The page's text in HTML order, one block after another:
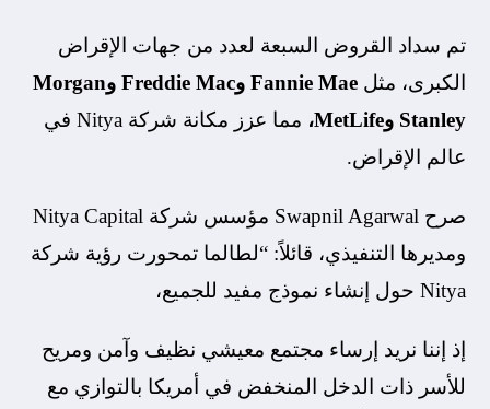
تم سداد القروض السبعة لعدد من جهات الإقراض
الكبرى، مثلFannie Mae وFreddie Mac وMorgan
Stanley وMetLife،
مما عزز مكانة شركة Nitya في
عالم الإقراض.
صرح Swapnil Agarwal مؤسس شركة Nitya Capital
ومديرها التنفيذي، قائلاً: “لطالما تمحورت رؤية شركة
Nitya حول إنشاء نموذج مفيد للجميع،
إذ إننا نريد إرساء مجتمع معيشي نظيف وآمن ومريح
للأسر ذات الدخل المنخفض في أمريكا بالتوازي مع